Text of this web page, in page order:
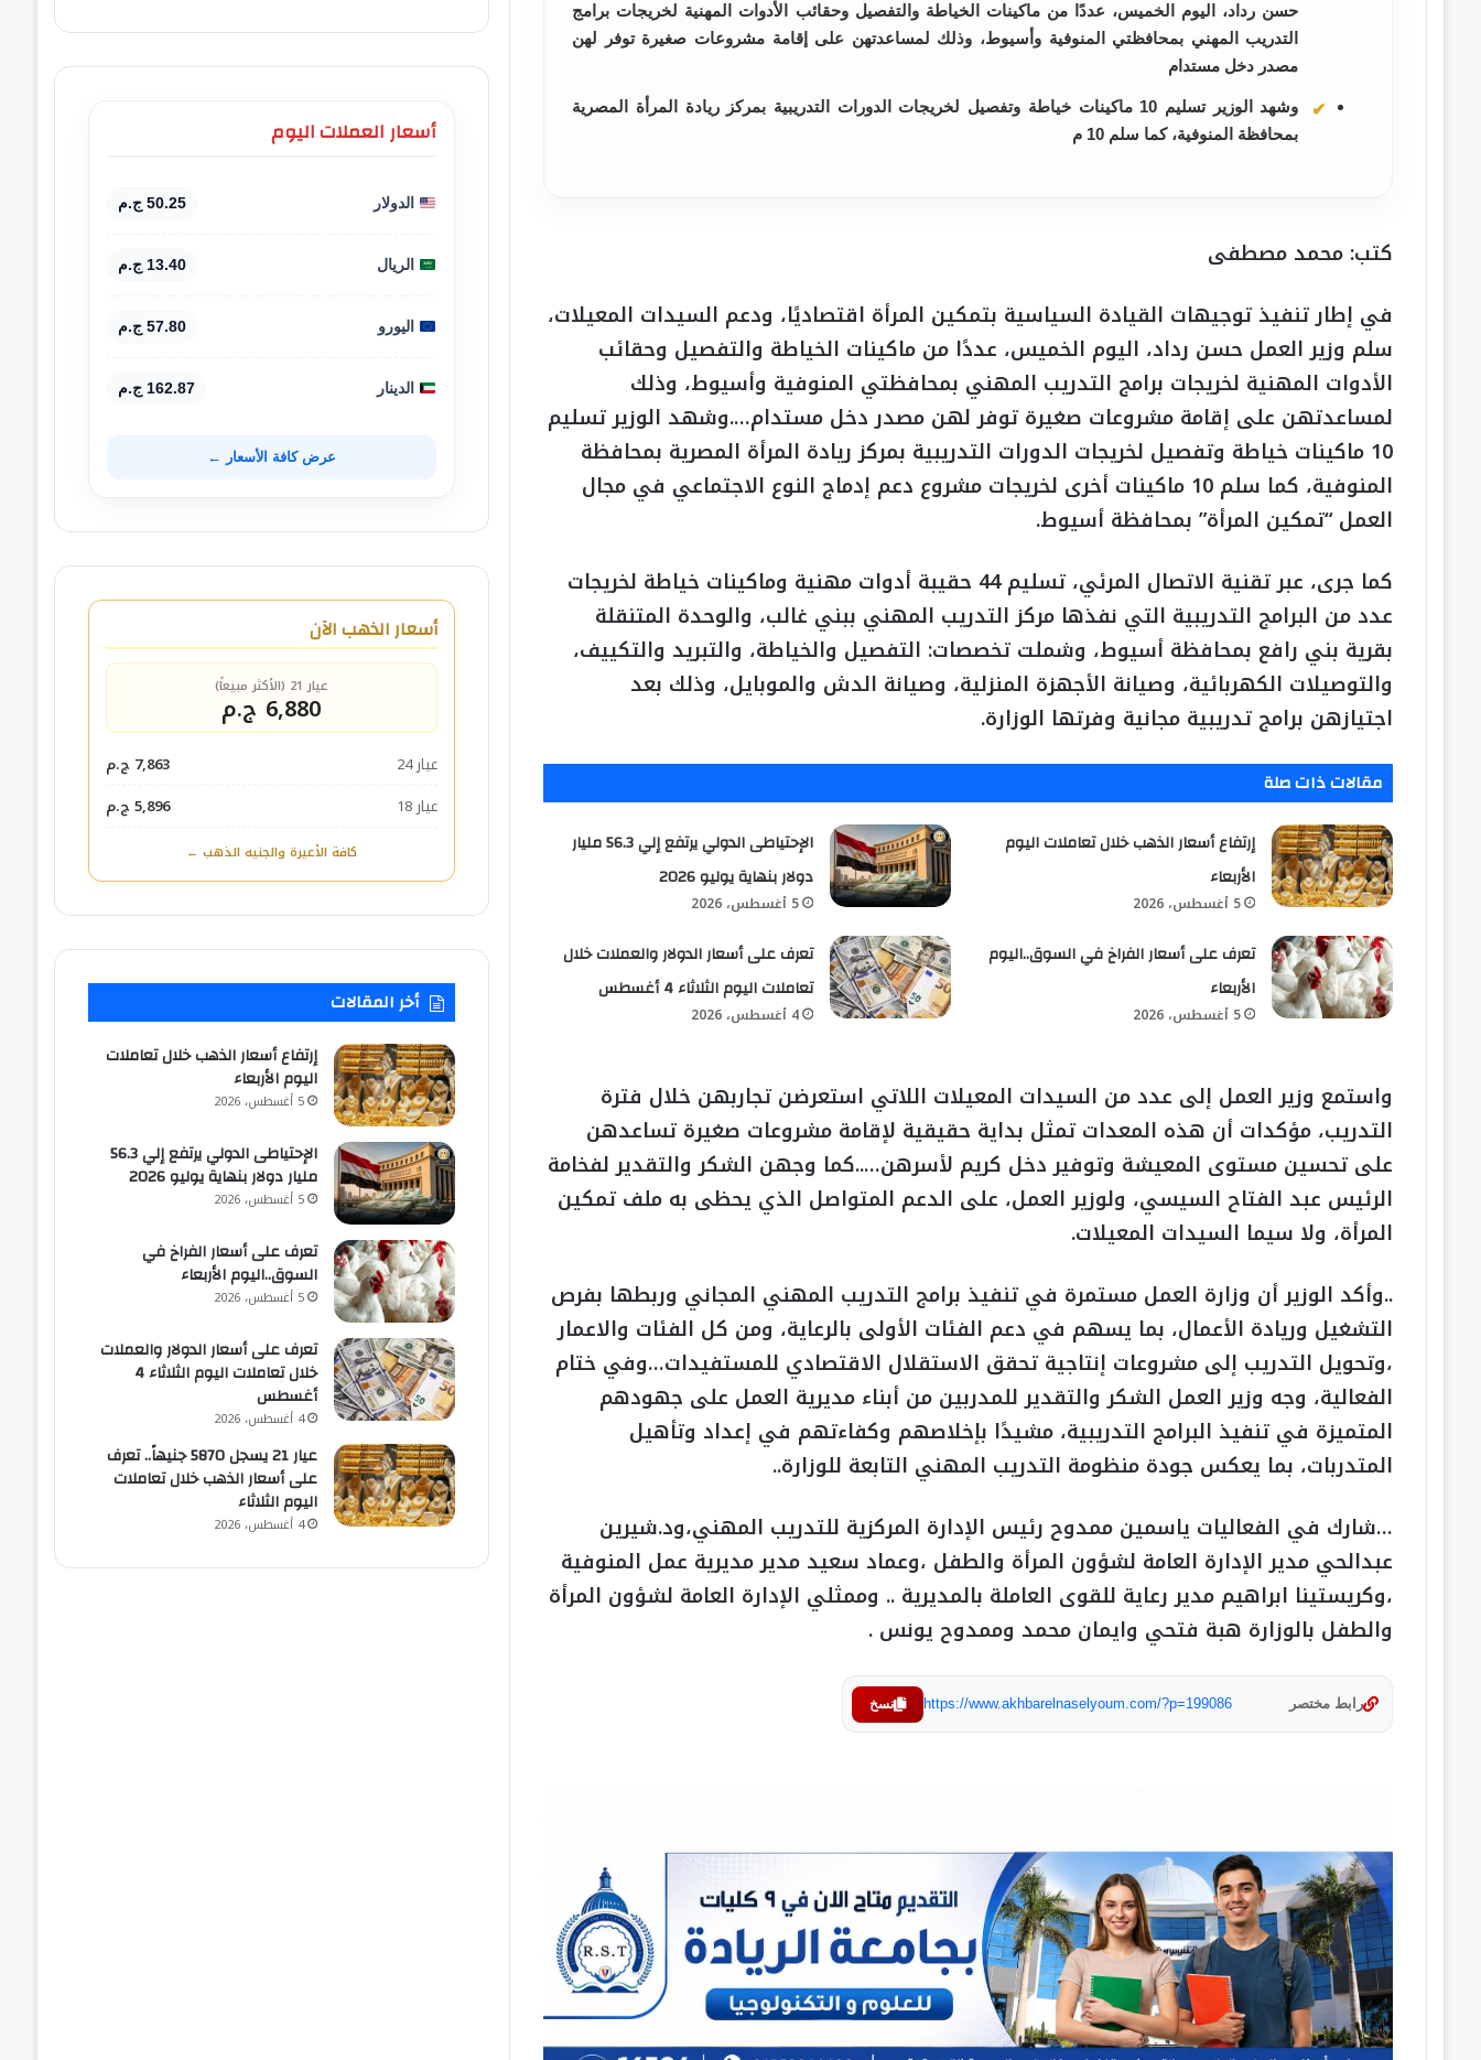
حسن رداد، اليوم الخميس، عددًا من ماكينات الخياطة والتفصيل وحقائب الأدوات المهنية لخريجات برامج
التدريب المهني بمحافظتي المنوفية وأسيوط، وذلك لمساعدتهن على إقامة مشروعات صغيرة توفر لهن
مصدر دخل مستدام
وشهد الوزير تسليم 10 ماكينات خياطة وتفصيل لخريجات الدورات التدريبية بمركز ريادة المرأة المصرية
بمحافظة المنوفية، كما سلم 10 م
كتب: محمد مصطفى
في إطار تنفيذ توجيهات القيادة السياسية بتمكين المرأة اقتصاديًا، ودعم السيدات المعيلات،
سلم وزير العمل حسن رداد، اليوم الخميس، عددًا من ماكينات الخياطة والتفصيل وحقائب
الأدوات المهنية لخريجات برامج التدريب المهني بمحافظتي المنوفية وأسيوط، وذلك
لمساعدتهن على إقامة مشروعات صغيرة توفر لهن مصدر دخل مستدام….وشهد الوزير تسليم
10 ماكينات خياطة وتفصيل لخريجات الدورات التدريبية بمركز ريادة المرأة المصرية بمحافظة
المنوفية، كما سلم 10 ماكينات أخرى لخريجات مشروع دعم إدماج النوع الاجتماعي في مجال
العمل “تمكين المرأة” بمحافظة أسيوط.
كما جرى، عبر تقنية الاتصال المرئي، تسليم 44 حقيبة أدوات مهنية وماكينات خياطة لخريجات
عدد من البرامج التدريبية التي نفذها مركز التدريب المهني ببني غالب، والوحدة المتنقلة
بقرية بني رافع بمحافظة أسيوط، وشملت تخصصات: التفصيل والخياطة، والتبريد والتكييف،
والتوصيلات الكهربائية، وصيانة الأجهزة المنزلية، وصيانة الدش والموبايل، وذلك بعد
اجتيازهن برامج تدريبية مجانية وفرتها الوزارة.
مقالات ذات صلة
إرتفاع أسعار الذهب خلال تعاملات اليوم
الأربعاء
5 أغسطس، 2026
الإحتياطى الدولي يرتفع إلي 56.3 مليار
دولار بنهاية يوليو 2026
5 أغسطس، 2026
تعرف على أسعار الفراخ في السوق..اليوم
الأربعاء
5 أغسطس، 2026
تعرف على أسعار الدولار والعملات خلال
تعاملات اليوم الثلاثاء 4 أغسطس
4 أغسطس، 2026
واستمع وزير العمل إلى عدد من السيدات المعيلات اللاتي استعرضن تجاربهن خلال فترة
التدريب، مؤكدات أن هذه المعدات تمثل بداية حقيقية لإقامة مشروعات صغيرة تساعدهن
على تحسين مستوى المعيشة وتوفير دخل كريم لأسرهن…..كما وجهن الشكر والتقدير لفخامة
الرئيس عبد الفتاح السيسي، ولوزير العمل، على الدعم المتواصل الذي يحظى به ملف تمكين
المرأة، ولا سيما السيدات المعيلات.
..وأكد الوزير أن وزارة العمل مستمرة في تنفيذ برامج التدريب المهني المجاني وربطها بفرص
التشغيل وريادة الأعمال، بما يسهم في دعم الفئات الأولى بالرعاية، ومن كل الفئات والاعمار
،وتحويل التدريب إلى مشروعات إنتاجية تحقق الاستقلال الاقتصادي للمستفيدات…وفي ختام
الفعالية، وجه وزير العمل الشكر والتقدير للمدربين من أبناء مديرية العمل على جهودهم
المتميزة في تنفيذ البرامج التدريبية، مشيدًا بإخلاصهم وكفاءتهم في إعداد وتأهيل
المتدربات، بما يعكس جودة منظومة التدريب المهني التابعة للوزارة..
…شارك في الفعاليات ياسمين ممدوح رئيس الإدارة المركزية للتدريب المهني،ود.شيرين
عبدالحي مدير الإدارة العامة لشؤون المرأة والطفل ،وعماد سعيد مدير مديرية عمل المنوفية
،وكريستينا ابراهيم مدير رعاية للقوى العاملة بالمديرية .. وممثلي الإدارة العامة لشؤون المرأة
والطفل بالوزارة هبة فتحي وايمان محمد وممدوح يونس .
رابط مختصر https://www.akhbarelnaselyoum.com/?p=199086 نسخ
فرصة للمستثمرين.. إتاحة نظام الإيجار المنتهي
بالتملك للأراضي الصناعية
أسعار العملات اليوم
الدولار 50.25 ج.م
الريال 13.40 ج.م
اليورو 57.80 ج.م
الدينار 162.87 ج.م
عرض كافة الأسعار ←
أسعار الذهب الآن
عيار 21 (الأكثر مبيعاً)
6,880 ج.م
عيار 24
7,863 ج.م
عيار 18
5,896 ج.م
كافة الأعيرة والجنيه الذهب ←
أخر المقالات
إرتفاع أسعار الذهب خلال تعاملات
اليوم الأربعاء
5 أغسطس، 2026
الإحتياطى الدولي يرتفع إلي 56.3
مليار دولار بنهاية يوليو 2026
5 أغسطس، 2026
تعرف على أسعار الفراخ في
السوق..اليوم الأربعاء
5 أغسطس، 2026
تعرف على أسعار الدولار والعملات
خلال تعاملات اليوم الثلاثاء 4
أغسطس
4 أغسطس، 2026
عيار 21 يسجل 5870 جنيهاً.. تعرف
على أسعار الذهب خلال تعاملات
اليوم الثلاثاء
4 أغسطس، 2026